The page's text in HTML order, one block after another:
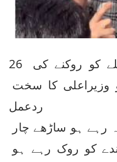
26 چونگی پر جب قافلے کو روکنے کی
ردعمل